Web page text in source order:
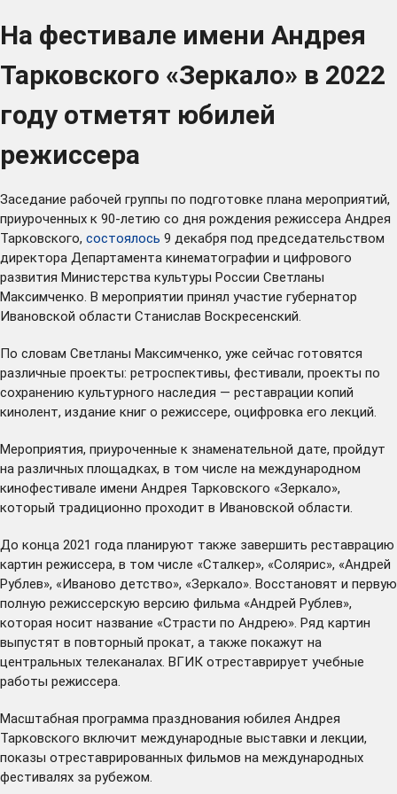
На фестивале имени Андрея
Тарковского «Зеркало» в 2022
году отметят юбилей
режиссера
Заседание рабочей группы по подготовке плана мероприятий,
приуроченных к 90-летию со дня рождения режиссера Андрея
Тарковского, состоялось 9 декабря под председательством
директора Департамента кинематографии и цифрового
развития Министерства культуры России Светланы
Максимченко. В мероприятии принял участие губернатор
Ивановской области Станислав Воскресенский.
По словам Светланы Максимченко, уже сейчас готовятся
различные проекты: ретроспективы, фестивали, проекты по
сохранению культурного наследия — реставрации копий
кинолент, издание книг о режиссере, оцифровка его лекций.
Мероприятия, приуроченные к знаменательной дате, пройдут
на различных площадках, в том числе на международном
кинофестивале имени Андрея Тарковского «Зеркало»,
который традиционно проходит в Ивановской области.
До конца 2021 года планируют также завершить реставрацию
картин режиссера, в том числе «Сталкер», «Солярис», «Андрей
Рублев», «Иваново детство», «Зеркало». Восстановят и первую
полную режиссерскую версию фильма «Андрей Рублев»,
которая носит название «Страсти по Андрею». Ряд картин
выпустят в повторный прокат, а также покажут на
центральных телеканалах. ВГИК отреставрирует учебные
работы режиссера.
Масштабная программа празднования юбилея Андрея
Тарковского включит международные выставки и лекции,
показы отреставрированных фильмов на международных
фестивалях за рубежом.